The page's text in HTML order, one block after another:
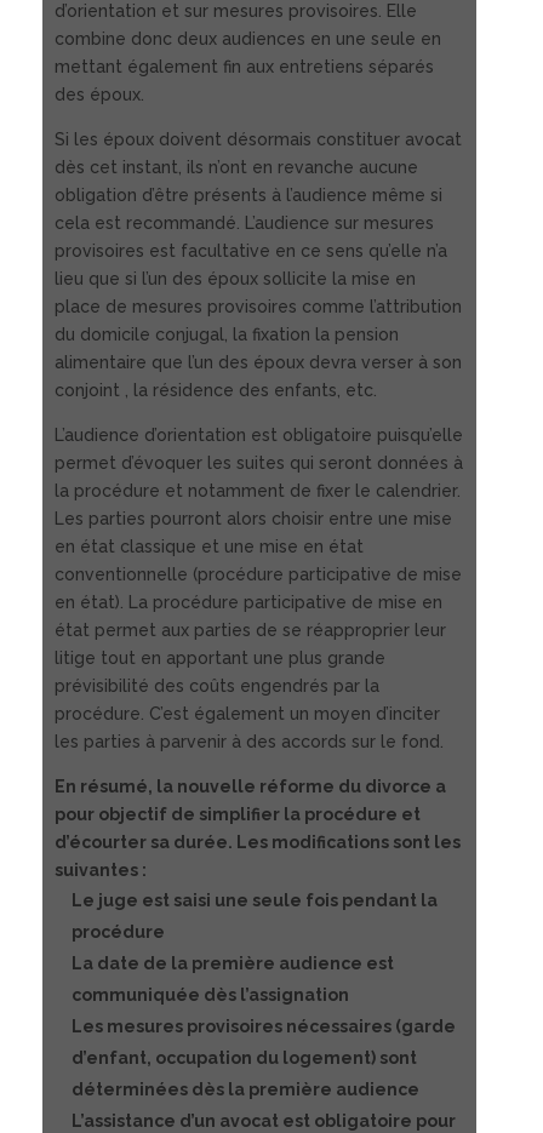
d’orientation et sur mesures provisoires. Elle
combine donc deux audiences en une seule en
mettant également fin aux entretiens séparés
des époux.
Si les époux doivent désormais constituer avocat
dès cet instant, ils n’ont en revanche aucune
obligation d’être présents à l’audience même si
cela est recommandé. L’audience sur mesures
provisoires est facultative en ce sens qu’elle n’a
lieu que si l’un des époux sollicite la mise en
place de mesures provisoires comme l’attribution
du domicile conjugal, la fixation la pension
alimentaire que l’un des époux devra verser à son
conjoint , la résidence des enfants, etc.
L’audience d’orientation est obligatoire puisqu’elle
permet d’évoquer les suites qui seront données à
la procédure et notamment de fixer le calendrier.
Les parties pourront alors choisir entre une mise
en état classique et une mise en état
conventionnelle (procédure participative de mise
en état). La procédure participative de mise en
état permet aux parties de se réapproprier leur
litige tout en apportant une plus grande
prévisibilité des coûts engendrés par la
procédure. C’est également un moyen d’inciter
les parties à parvenir à des accords sur le fond.
En résumé, la nouvelle réforme du divorce a
pour objectif de simplifier la procédure et
d’écourter sa durée. Les modifications sont les
suivantes :
Le juge est saisi une seule fois pendant la
procédure
La date de la première audience est
communiquée dès l’assignation
Les mesures provisoires nécessaires (garde
d’enfant, occupation du logement) sont
déterminées dès la première audience
L’assistance d’un avocat est obligatoire pour